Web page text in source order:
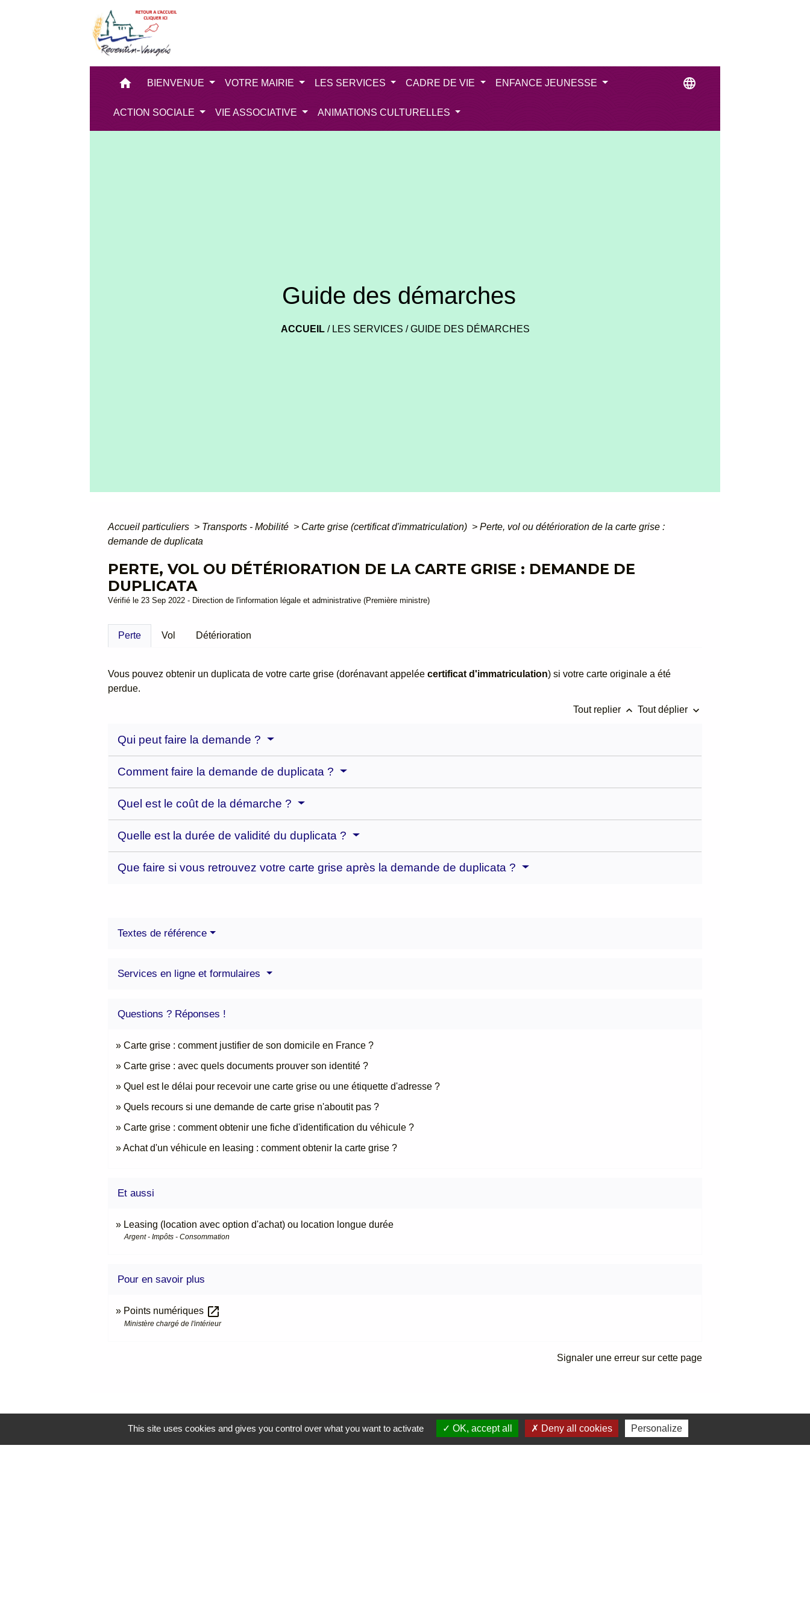
home BIENVENUE VOTRE MAIRIE LES SERVICES CADRE DE VIE ENFANCE JEUNESSE
ACTION SOCIALE VIE ASSOCIATIVE ANIMATIONS CULTURELLES
language
Guide des démarches
ACCUEIL/ LES SERVICES /GUIDE DES DÉMARCHES
Accueil particuliers > Transports - Mobilité > Carte grise (certificat d'immatriculation) > Perte, vol ou détérioration de la carte grise :
demande de duplicata
PERTE, VOL OU DÉTÉRIORATION DE LA CARTE GRISE : DEMANDE DE
DUPLICATA
Vérifié le 23 Sep 2022 - Direction de l'information légale et administrative (Première ministre)
Perte Vol Détérioration
Vous pouvez obtenir un duplicata de votre carte grise (dorénavant appeléecertificat d'immatriculation) si votre carte originale a été
perdue.
Tout replier keyboard_arrow_up Tout déplier keyboard_arrow_down
Qui peut faire la demande ?
Comment faire la demande de duplicata ?
Quel est le coût de la démarche ?
Quelle est la durée de validité du duplicata ?
Que faire si vous retrouvez votre carte grise après la demande de duplicata ?
Textes de référence
Services en ligne et formulaires
Questions ? Réponses !
Carte grise : comment justifier de son domicile en France ?
Carte grise : avec quels documents prouver son identité ?
Quel est le délai pour recevoir une carte grise ou une étiquette d'adresse ?
Quels recours si une demande de carte grise n'aboutit pas ?
Carte grise : comment obtenir une fiche d'identification du véhicule ?
Achat d'un véhicule en leasing : comment obtenir la carte grise ?
Et aussi
Leasing (location avec option d'achat) ou location longue durée
Argent - Impôts - Consommation
Pour en savoir plus
Points numériques open_in_new
Ministère chargé de l'intérieur
Signaler une erreur sur cette page
Contacts Liens Jumelages
This site uses cookies and gives you control over what you want to activate OK, accept all Deny all cookies Personalize